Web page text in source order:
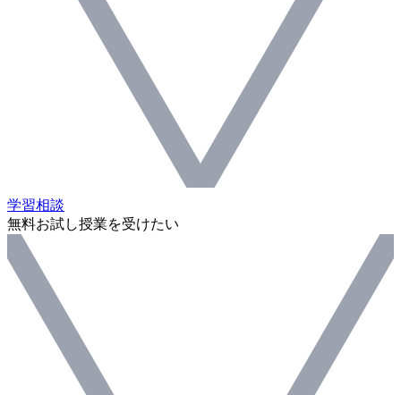
学習相談
無料お試し授業を受けたい